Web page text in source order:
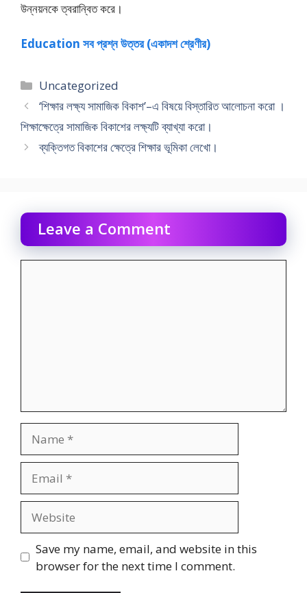
উন্নয়নকে ত্বরান্বিত করে।
Education সব প্রশ্ন উত্তর (একাদশ শ্রেণীর)
Categories
Uncategorized
‘শিক্ষার লক্ষ্য সামাজিক বিকাশ’–এ বিষয়ে বিস্তারিত আলােচনা করো ।
শিক্ষাক্ষেত্রে সামাজিক বিকাশের লক্ষ্যটি ব্যাখ্যা করাে।
ব্যক্তিগত বিকাশের ক্ষেত্রে শিক্ষার ভূমিকা লেখাে।
Leave a Comment
Save my name, email, and website in this
browser for the next time I comment.